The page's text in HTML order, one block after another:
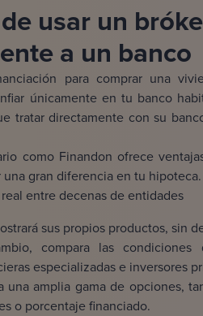
usar un
a un banco
para comprar una
únicamente en tu banco
tratar directamente con su
como Finandon ofrece
gran diferencia en tu hipoteca.
entre decenas de entidades
sus propios productos, sin
compara las
especializadas e inversores
una amplia gama de opciones,
o porcentaje financiado.